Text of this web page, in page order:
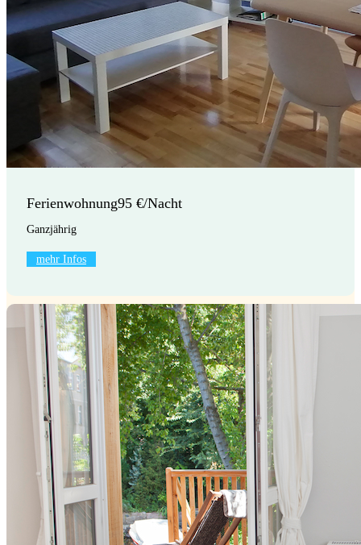
Ferienwohnung95 €/Nacht
Ganzjährig
mehr Infos